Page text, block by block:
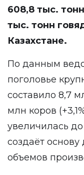
608,8 тыс.
тыс. тонн
Казахстане.
По данным
поголовье
составило 8,7
млн коров
увеличилась до
создаёт
объемов